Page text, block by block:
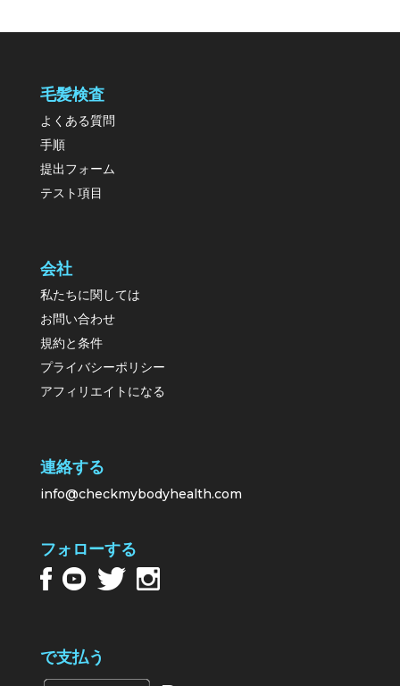
毛髪検査
よくある質問
手順
提出フォーム
テスト項目
会社
私たちに関しては
お問い合わせ
規約と条件
プライバシーポリシー
アフィリエイトになる
連絡する
info@checkmybodyhealth.com
フォローする
で支払う